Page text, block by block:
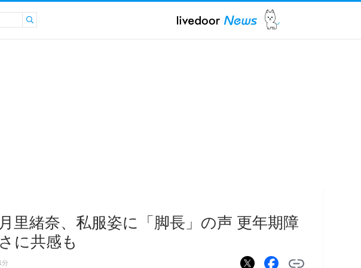
里緒奈、私服姿に「脚長」の声 更年期障
に共感も
分